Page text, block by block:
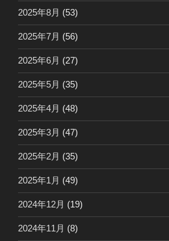
2025年8月 (53)
2025年7月 (56)
2025年6月 (27)
2025年5月 (35)
2025年4月 (48)
2025年3月 (47)
2025年2月 (35)
2025年1月 (49)
2024年12月 (19)
2024年11月 (8)